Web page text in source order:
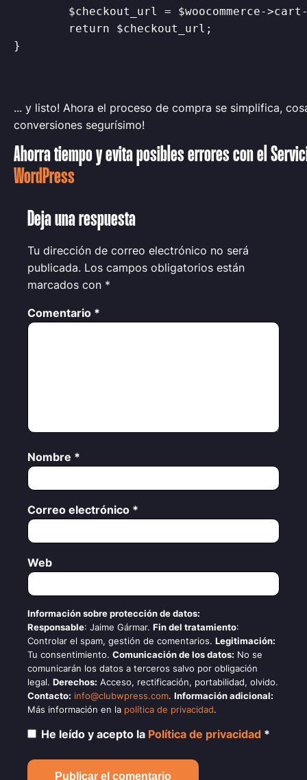
}
... y listo! Ahora el proceso de compra se simplifica,
conversiones segurísimo!
Ahorra tiempo y evita posibles errores con el
WordPress
Deja una respuesta
Tu dirección de correo electrónico no será
publicada. Los campos obligatorios están
marcados con *
Comentario *
Nombre *
Correo electrónico *
Web
Información sobre protección de datos:
Responsable: Jaime Gármar. Fin del tratamiento:
Controlar el spam, gestión de comentarios. Legitimación:
Tu consentimiento. Comunicación de los datos: No se
comunicarán los datos a terceros salvo por obligación
legal. Derechos: Acceso, rectificación, portabilidad, olvido.
Contacto: info@clubwpress.com. Información adicional:
Más información en la política de privacidad.
He leído y acepto la Política de privacidad *